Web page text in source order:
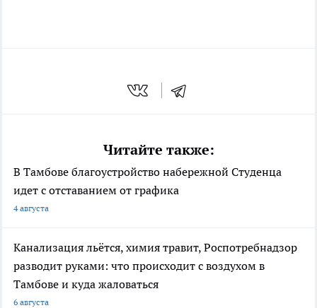
Читайте также:
В Тамбове благоустройство набережной Студенца
идет с отставанием от графика
4 августа
Канализация льётся, химия травит, Роспотребнадзор
разводит руками: что происходит с воздухом в
Тамбове и куда жаловаться
6 августа